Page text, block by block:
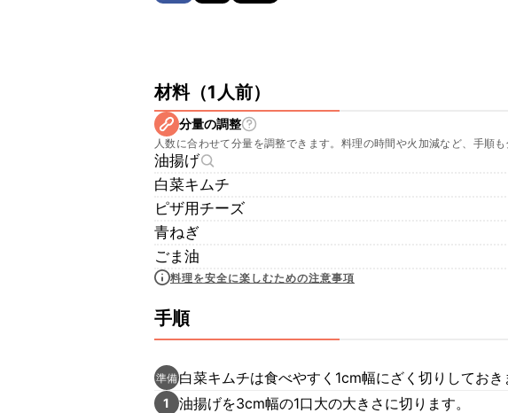
材料（1人前）
分量の調整
人数に合わせて分量を調整できます。料理の時間や火加減など、手順
油揚げ
白菜キムチ
ピザ用チーズ
青ねぎ
ごま油
料理を安全に楽しむための注意事項
手順
準備 白菜キムチは食べやすく1cm幅にざく切りしておき
1 油揚げを3cm幅の1口大の大きさに切ります。